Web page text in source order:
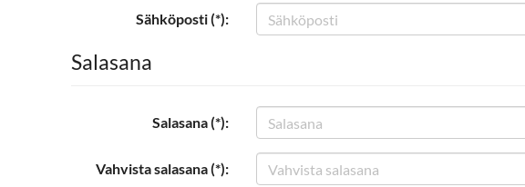
Sähköposti (*):
Salasana
Salasana (*):
Vahvista salasana (*):